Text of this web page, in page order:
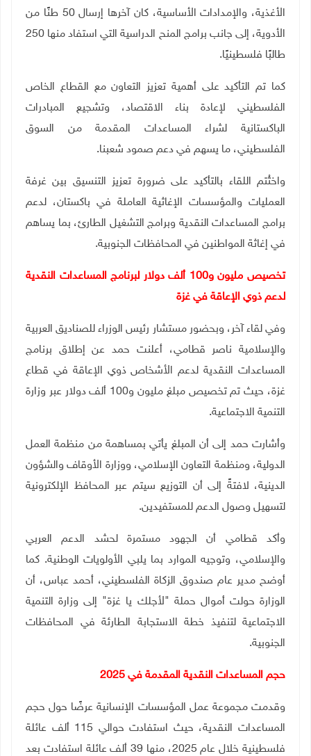
الأغذية، والإمدادات الأساسية، كان آخرها إرسال 50 طنًا من
الأدوية، إلى جانب برامج المنح الدراسية التي استفاد منها 250
طالبًا فلسطينيًا.
كما تم التأكيد على أهمية تعزيز التعاون مع القطاع الخاص
الفلسطيني لإعادة بناء الاقتصاد، وتشجيع المبادرات
الباكستانية لشراء المساعدات المقدمة من السوق
الفلسطيني، ما يسهم في دعم صمود شعبنا.
واختُتم اللقاء بالتأكيد على ضرورة تعزيز التنسيق بين غرفة
العمليات والمؤسسات الإغاثية العاملة في باكستان، لدعم
برامج المساعدات النقدية وبرامج التشغيل الطارئ، بما يساهم
في إغاثة المواطنين في المحافظات الجنوبية.
تخصيص مليون و100 ألف دولار لبرنامج المساعدات النقدية
لدعم ذوي الإعاقة في غزة
وفي لقاء آخر، وبحضور مستشار رئيس الوزراء للصناديق العربية
والإسلامية ناصر قطامي، أعلنت حمد عن إطلاق برنامج
المساعدات النقدية لدعم الأشخاص ذوي الإعاقة في قطاع
غزة، حيث تم تخصيص مبلغ مليون و100 ألف دولار عبر وزارة
التنمية الاجتماعية.
وأشارت حمد إلى أن المبلغ يأتي بمساهمة من منظمة العمل
الدولية، ومنظمة التعاون الإسلامي، ووزارة الأوقاف والشؤون
الدينية، لافتةً إلى أن التوزيع سيتم عبر المحافظ الإلكترونية
لتسهيل وصول الدعم للمستفيدين.
وأكد قطامي أن الجهود مستمرة لحشد الدعم العربي
والإسلامي، وتوجيه الموارد بما يلبي الأولويات الوطنية. كما
أوضح مدير عام صندوق الزكاة الفلسطيني، أحمد عباس، أن
الوزارة حولت أموال حملة "لأجلك يا غزة" إلى وزارة التنمية
الاجتماعية لتنفيذ خطة الاستجابة الطارئة في المحافظات
الجنوبية.
حجم المساعدات النقدية المقدمة في 2025
وقدمت مجموعة عمل المؤسسات الإنسانية عرضًا حول حجم
المساعدات النقدية، حيث استفادت حوالي 115 ألف عائلة
فلسطينية خلال عام 2025، منها 39 ألف عائلة استفادت بعد